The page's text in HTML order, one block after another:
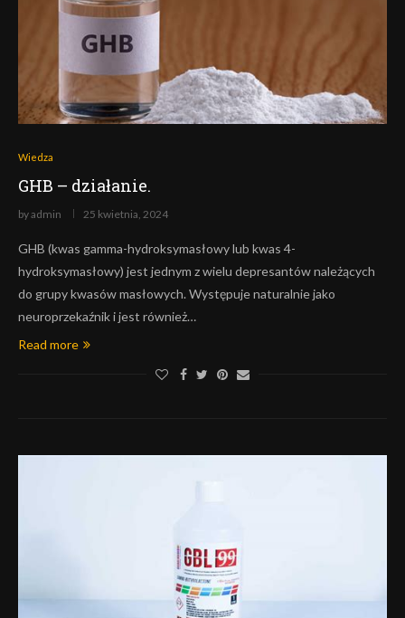
Wiedza
GHB – działanie.
byadmin 25 kwietnia, 2024
GHB (kwas gamma-hydroksymasłowy lub kwas 4-
hydroksymasłowy) jest jednym z wielu depresantów należących
do grupy kwasów masłowych. Występuje naturalnie jako
neuroprzekaźnik i jest również…
Read more